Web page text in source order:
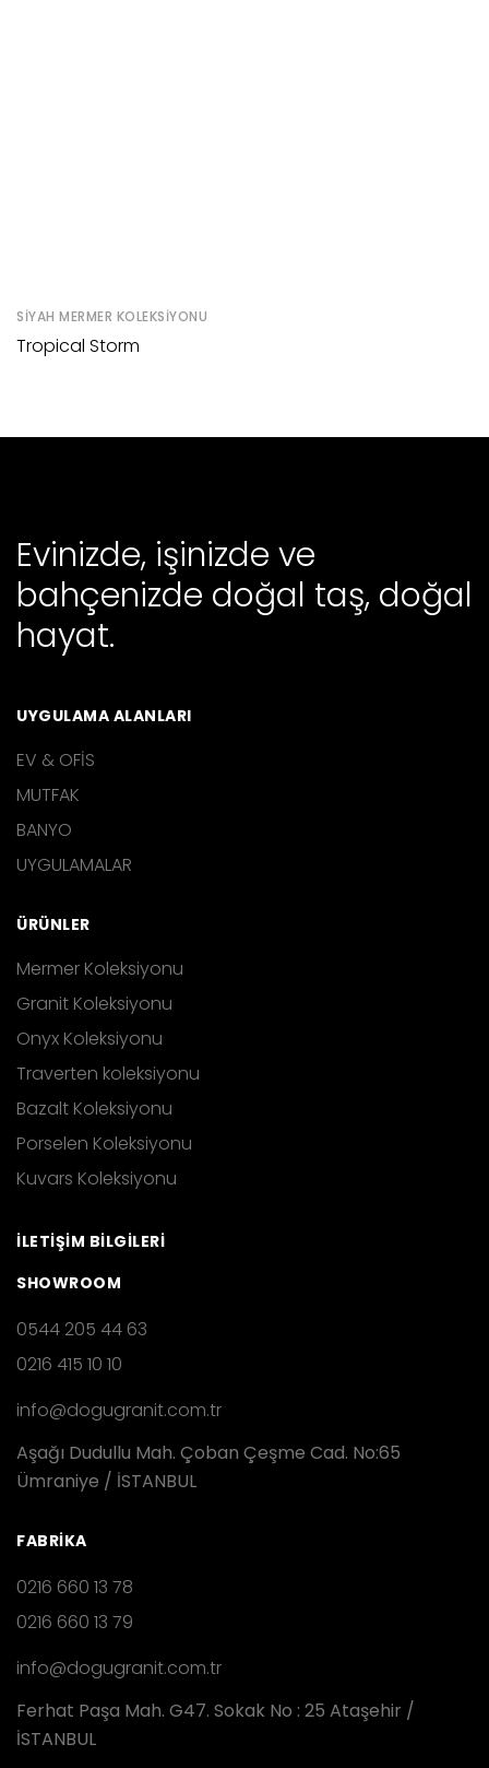
SIYAH MERMER KOLEKSIYONU
Tropical Storm
Evinizde, işinizde ve
bahçenizde doğal taş, doğal
hayat.
UYGULAMA ALANLARI
EV & OFİS
MUTFAK
BANYO
UYGULAMALAR
ÜRÜNLER
Mermer Koleksiyonu
Granit Koleksiyonu
Onyx Koleksiyonu
Traverten koleksiyonu
Bazalt Koleksiyonu
Porselen Koleksiyonu
Kuvars Koleksiyonu
İLETİŞİM BİLGİLERİ
SHOWROOM
0544 205 44 63
0216 415 10 10
info@dogugranit.com.tr
Aşağı Dudullu Mah. Çoban Çeşme Cad. No:65
Ümraniye / İSTANBUL
FABRIKA
0216 660 13 78
0216 660 13 79
info@dogugranit.com.tr
Ferhat Paşa Mah. G47. Sokak No : 25 Ataşehir /
İSTANBUL